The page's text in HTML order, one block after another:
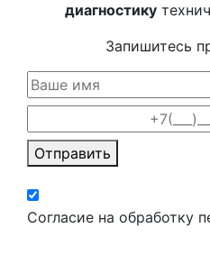
диагностику
Запишитесь
Отправить
Согласие на обработку